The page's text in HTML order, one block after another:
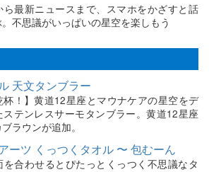
ら最新ニュースまで、スマホをかざすと話
不思議がいっぱいの星空を楽しもう
天文タンブラー
杯！】黄道12星座とマウナケアの星空をデ
ステンレスサーモタンブラー。黄道12星座
ラウンが追加。
ーツ くっつくタオル 〜 包むーん
を合わせるとぴたっとくっつく不思議なタ